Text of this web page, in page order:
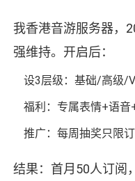
我香港音游服务器，
强维持。开启后：
设3层级：基础/高级/
福利：专属表情+语音
推广：每周抽奖只限
结果：首月50人订阅